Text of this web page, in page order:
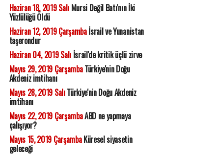
Haziran 18, 2019 SalıMursi Değil Batı'nın İki
Yüzlülüğü Öldü
Haziran 12, 2019 Çarşambaİsrail ve Yunanistan
taşerondur
Haziran 04, 2019 Salıİsrail'de kritik üçlü zirve
Mayıs 29, 2019 ÇarşambaTürkiye'nin Doğu
Akdeniz imtihanı
Mayıs 28, 2019 SalıTürkiye'nin Doğu Akdeniz
imtihanı
Mayıs 22, 2019 ÇarşambaABD ne yapmaya
çalışıyor?
Mayıs 15, 2019 ÇarşambaKüresel siyasetin
geleceği